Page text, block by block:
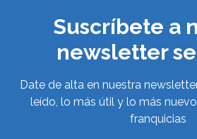
Suscríbete a
newsletter
Date de alta en nuestra
leído, lo más útil y lo más
franquicias